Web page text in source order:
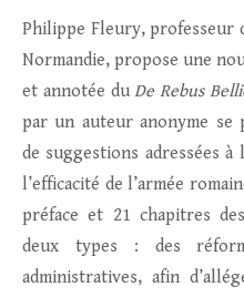
Philippe Fleury, professeur
Normandie, propose une
et annotée duDe Rebus
par un auteur anonyme se
de suggestions adressées
l’efficacité de l’armée
préface et 21 chapitres
deux types : des
administratives, afin